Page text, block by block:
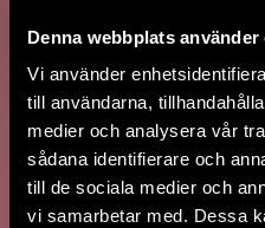
Denna webbplats använder
Vi använder
till användarna,
medier och analysera vår
sådana identifierare och
till de sociala medier och
vi samarbetar med. Dessa